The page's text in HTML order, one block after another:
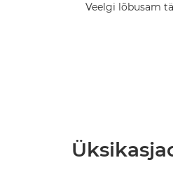
Veelgi lõbusam